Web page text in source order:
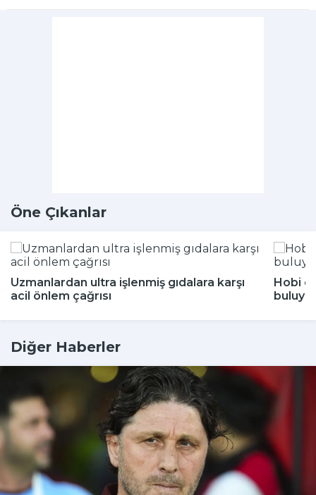
Öne Çıkanlar
Uzmanlardan ultra işlenmiş gıdalara karşı
acil önlem çağrısı
Hobi
Diğer Haberler